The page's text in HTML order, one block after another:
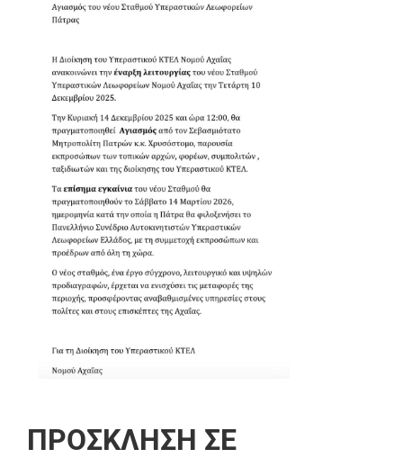
ΠΡΟΣΚΛΗΣΗ ΣΕ